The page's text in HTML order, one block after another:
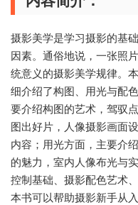
摄影美学是学习摄影的基
因素。通俗地说，一张照
统意义的摄影美学规律。
细介绍了构图、用光与配
要介绍构图的艺术，驾驭
图出好片，人像摄影画面
内容；用光方面，主要介
的魅力，室内人像布光与
控制基础、摄影配色艺术
本书可以帮助摄影新手从